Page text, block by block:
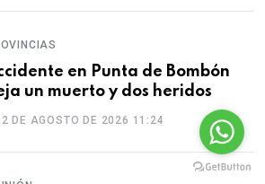
en Punta de Bombón
un muerto y dos heridos
2 DE AGOSTO DE 2026 11:24